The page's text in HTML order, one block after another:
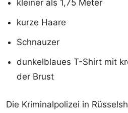
kleiner als 1,75 Meter
kurze Haare
Schnauzer
dunkelblaues T-Shirt mit
der Brust
Die Kriminalpolizei in